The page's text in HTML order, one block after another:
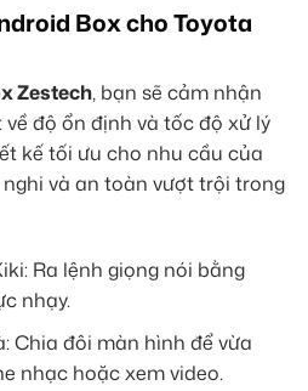
Box cho Toyota
Zestech, bạn sẽ cảm nhận
độ ổn định và tốc độ xử lý
kế tối ưu cho nhu cầu của
và an toàn vượt trội trong
Ra lệnh giọng nói bằng
nhạy.
Chia đôi màn hình để vừa
nhạc hoặc xem video.